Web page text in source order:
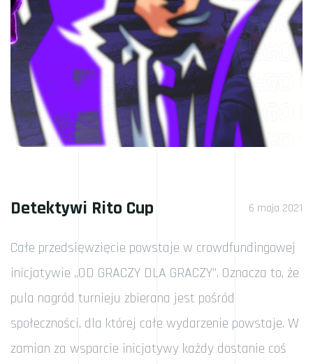
Detektywi Rito Cup 6 maja 2021
Całe przedsięwzięcie powstaje w crowdfundingowej
inicjatywie „OD GRACZY DLA GRACZY”. Oznacza to, że
pula nagród turnieju zbierana jest pośród
społeczności, dla której całe wydarzenie powstaje. W
zamian za wsparcie inicjatywy każdy dostanie coś